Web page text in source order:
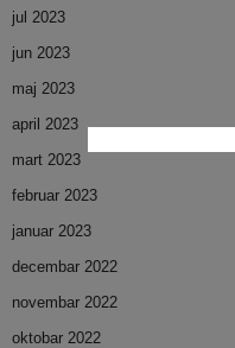
jul 2023
jun 2023
maj 2023
april 2023
mart 2023
februar 2023
januar 2023
decembar 2022
novembar 2022
oktobar 2022